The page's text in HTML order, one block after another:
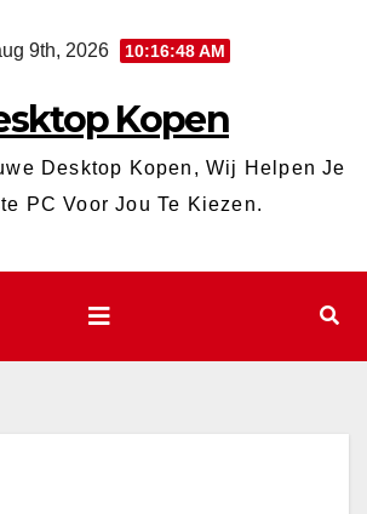
9th, 2026 10:16:49 AM
Kopen
Desktop Kopen, Wij Helpen Je
PC Voor Jou Te Kiezen.